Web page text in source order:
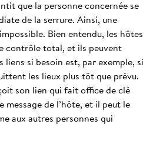
que la personne concernée se
de la serrure. Ainsi, une
Bien entendu, les hôtes
contrôle total, et ils peuvent
si besoin est, par exemple, si
les lieux plus tôt que prévu.
son lien qui fait office de clé
de l’hôte, et il peut le
aux autres personnes qui